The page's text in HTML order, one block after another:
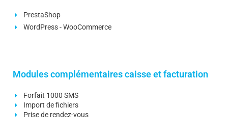
PrestaShop
WordPress - WooCommerce
Modules complémentaires caisse et facturation
Forfait 1000 SMS
Import de fichiers
Prise de rendez-vous